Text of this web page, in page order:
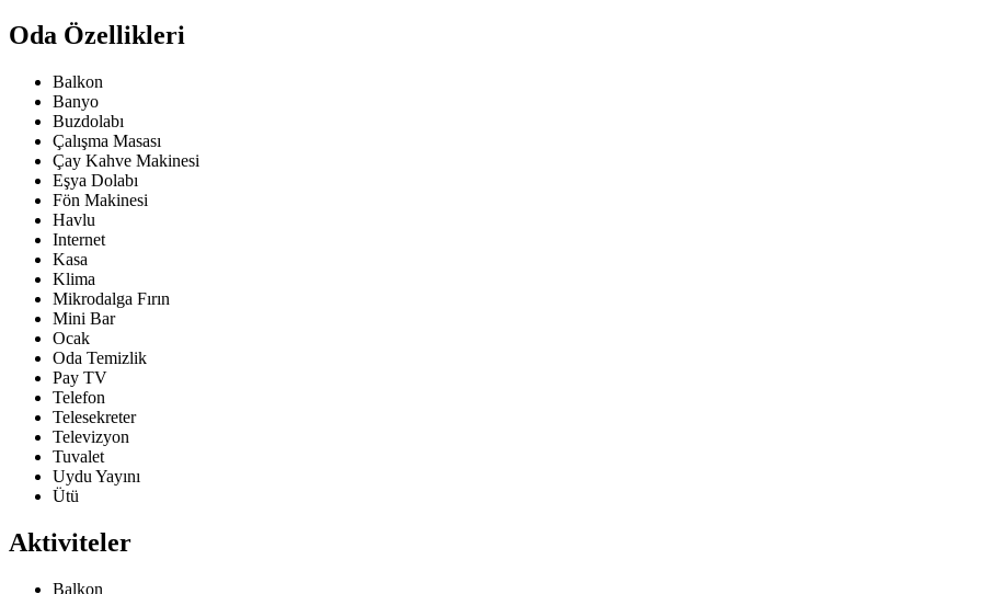
Oda Özellikleri
Balkon
Banyo
Buzdolabı
Çalışma Masası
Çay Kahve Makinesi
Eşya Dolabı
Fön Makinesi
Havlu
Internet
Kasa
Klima
Mikrodalga Fırın
Mini Bar
Ocak
Oda Temizlik
Pay TV
Telefon
Telesekreter
Televizyon
Tuvalet
Uydu Yayını
Ütü
Aktiviteler
Balkon